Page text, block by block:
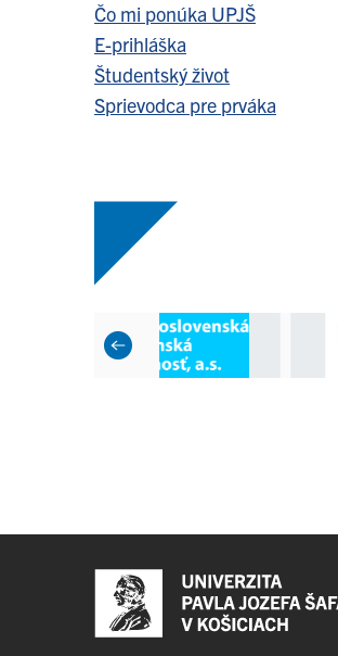
Čo mi ponúka UPJŠ
E-prihláška
Študentský život
Sprievodca pre prváka